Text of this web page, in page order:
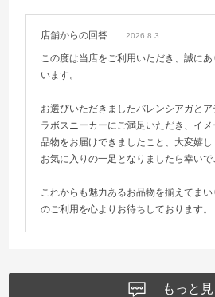
店舗からの回答 2026.8.3
この度は当店をご利用いただき、誠に
います。
お選びいただきましたバレンシアガとア
ラボスニーカーにご満足いただき、イ
品物をお届けできましたこと、大変嬉し
お気に入りの一足となりましたら幸いで
これからも魅力あるお品物を揃えてま
のご利用を心よりお待ちしております。
もっと見